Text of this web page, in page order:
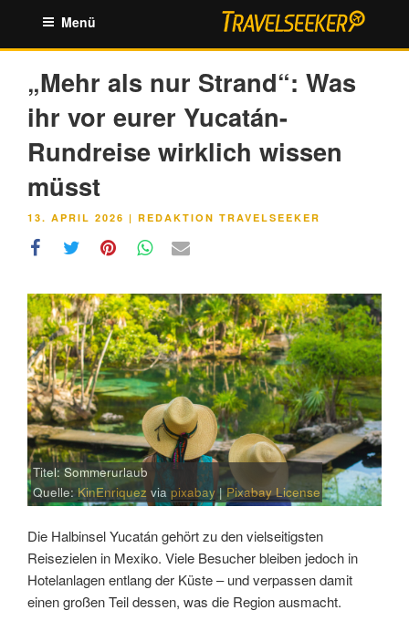
springen
Menü
„Mehr als nur Strand“: Was
ihr vor eurer Yucatán-
Rundreise wirklich wissen
müsst
VERÖFFENTLICHT
13. APRIL 2026 | REDAKTION TRAVELSEEKER
Titel: Sommerurlaub
Quelle: KinEnriquez viapixabay |Pixabay License
Die Halbinsel Yucatán gehört zu den vielseitigsten
Reisezielen in Mexiko. Viele Besucher bleiben jedoch in
Hotelanlagen entlang der Küste – und verpassen damit
einen großen Teil dessen, was die Region ausmacht.